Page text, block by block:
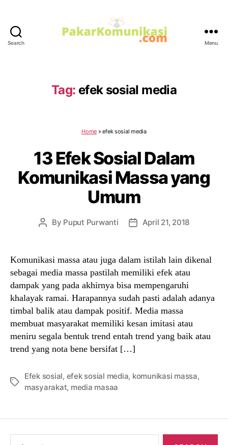
Search Menu
Tag: efek sosial media
Home »efek sosial media
13 Efek Sosial Dalam
Komunikasi Massa yang
Umum
Post
By Puput Purwanti
PostApril 21, 2018
Komunikasi massa atau juga dalam istilah lain dikenal
sebagai media massa pastilah memiliki efek atau
dampak yang pada akhirnya bisa mempengaruhi
khalayak ramai. Harapannya sudah pasti adalah adanya
timbal balik atau dampak positif. Media massa
membuat masyarakat memiliki kesan imitasi atau
meniru segala bentuk trend entah trend yang baik atau
trend yang nota bene bersifat […]
Tags
Efek sosial, efek sosial media, komunikasi massa,
masyarakat, media masaa